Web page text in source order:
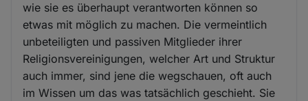
wie sie es überhaupt verantworten können so
etwas mit möglich zu machen. Die vermeintlich
unbeteiligten und passiven Mitglieder ihrer
Religionsvereinigungen, welcher Art und Struktur
auch immer, sind jene die wegschauen, oft auch
im Wissen um das was tatsächlich geschieht. Sie